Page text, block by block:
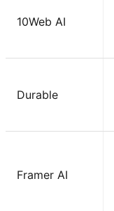
10Web AI
Durable
Framer AI